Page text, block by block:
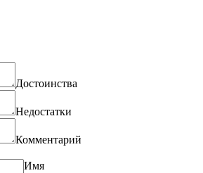
Достоинства
Недостатки
Комментарий
Имя